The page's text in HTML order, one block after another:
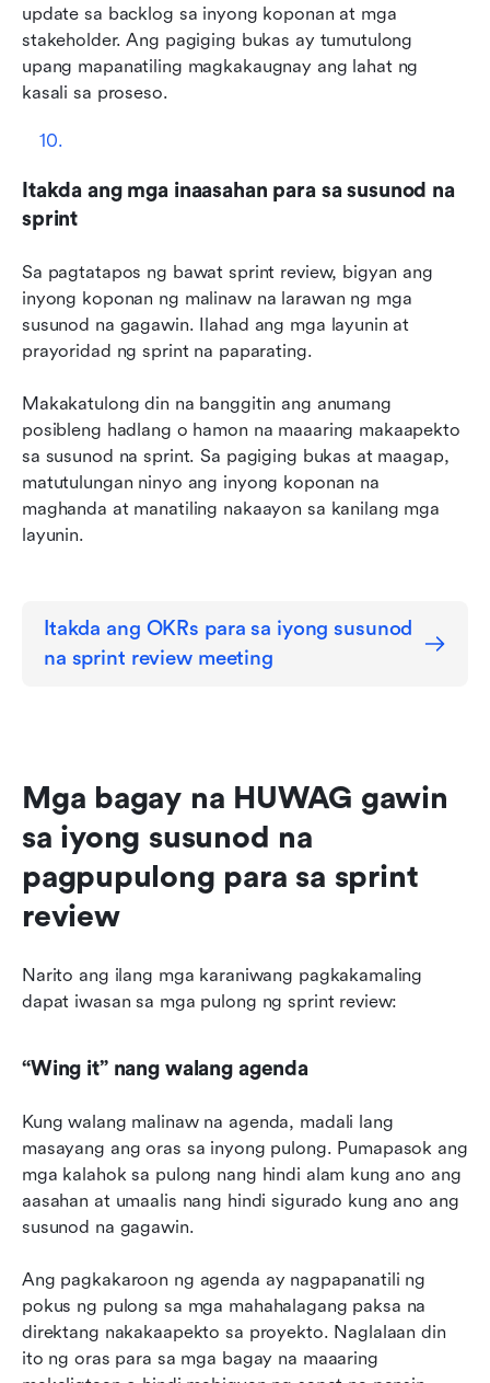
update sa backlog sa inyong koponan at mga
stakeholder. Ang pagiging bukas ay tumutulong
upang mapanatiling magkakaugnay ang lahat ng
kasali sa proseso.
Itakda ang mga inaasahan para sa susunod na
sprint
Sa pagtatapos ng bawat sprint review, bigyan ang
inyong koponan ng malinaw na larawan ng mga
susunod na gagawin. Ilahad ang mga layunin at
prayoridad ng sprint na paparating.
Makakatulong din na banggitin ang anumang
posibleng hadlang o hamon na maaaring makaapekto
sa susunod na sprint. Sa pagiging bukas at maagap,
matutulungan ninyo ang inyong koponan na
maghanda at manatiling nakaayon sa kanilang mga
layunin.
Itakda ang OKRs para sa iyong susunod
na sprint review meeting
Mga bagay na HUWAG gawin
sa iyong susunod na
pagpupulong para sa sprint
review
Narito ang ilang mga karaniwang pagkakamaling
dapat iwasan sa mga pulong ng sprint review:
“Wing it” nang walang agenda
Kung walang malinaw na agenda, madali lang
masayang ang oras sa inyong pulong. Pumapasok ang
mga kalahok sa pulong nang hindi alam kung ano ang
aasahan at umaalis nang hindi sigurado kung ano ang
susunod na gagawin.
Ang pagkakaroon ng agenda ay nagpapanatili ng
pokus ng pulong sa mga mahahalagang paksa na
direktang nakakaapekto sa proyekto. Naglalaan din
ito ng oras para sa mga bagay na maaaring